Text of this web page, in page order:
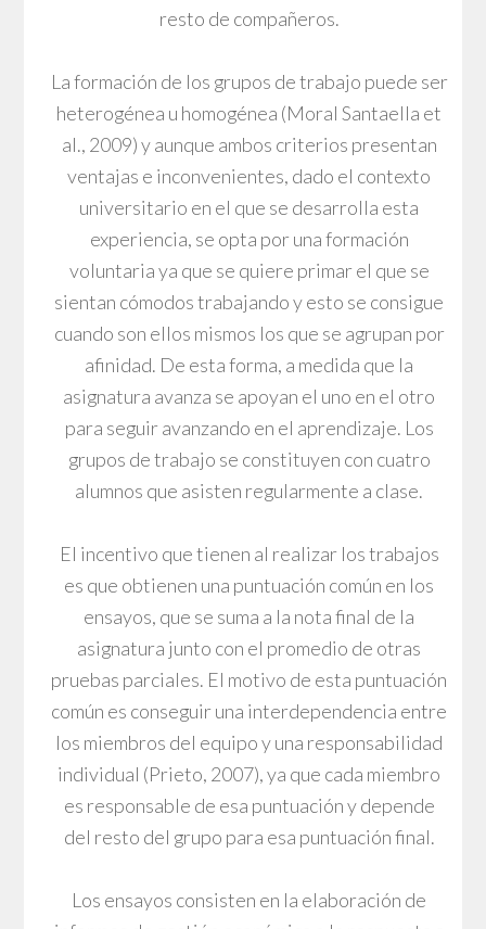
resto de compañeros.
La formación de los grupos de trabajo puede ser
heterogénea u homogénea (Moral Santaella et
al., 2009) y aunque ambos criterios presentan
ventajas e inconvenientes, dado el contexto
universitario en el que se desarrolla esta
experiencia, se opta por una formación
voluntaria ya que se quiere primar el que se
sientan cómodos trabajando y esto se consigue
cuando son ellos mismos los que se agrupan por
afinidad. De esta forma, a medida que la
asignatura avanza se apoyan el uno en el otro
para seguir avanzando en el aprendizaje. Los
grupos de trabajo se constituyen con cuatro
alumnos que asisten regularmente a clase.
El incentivo que tienen al realizar los trabajos
es que obtienen una puntuación común en los
ensayos, que se suma a la nota final de la
asignatura junto con el promedio de otras
pruebas parciales. El motivo de esta puntuación
común es conseguir una interdependencia entre
los miembros del equipo y una responsabilidad
individual (Prieto, 2007), ya que cada miembro
es responsable de esa puntuación y depende
del resto del grupo para esa puntuación final.
Los ensayos consisten en la elaboración de